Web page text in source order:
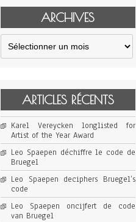
ARCHIVES
Archives
ARTICLES RÉCENTS
Karel Vereycken longlisted for
Artist of the Year Award
Leo Spaepen déchiffre le code de
Bruegel
Leo Spaepen deciphers Bruegel’s
code
Leo Spaepen oncijfert de code
van Bruegel